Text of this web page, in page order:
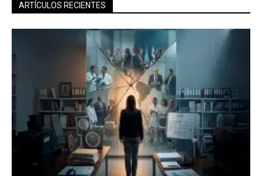
ARTÍCULOS RECIENTES